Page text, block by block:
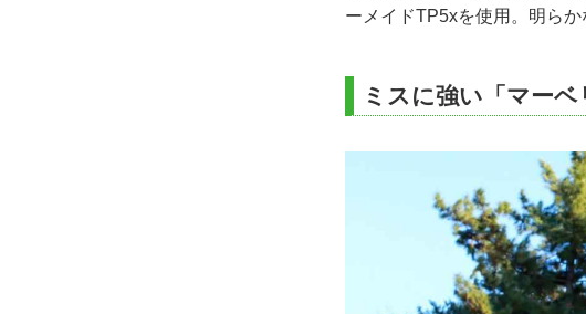
ーメイドTP5xを使用。明ら
ミスに強い「マーベ